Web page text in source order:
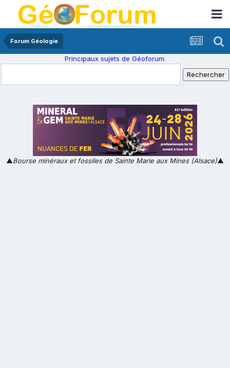
Forum Géologie
Principaux sujets de Géoforum.
▲Bourse minéraux et fossiles de Sainte Marie aux Mines (Alsace)▲